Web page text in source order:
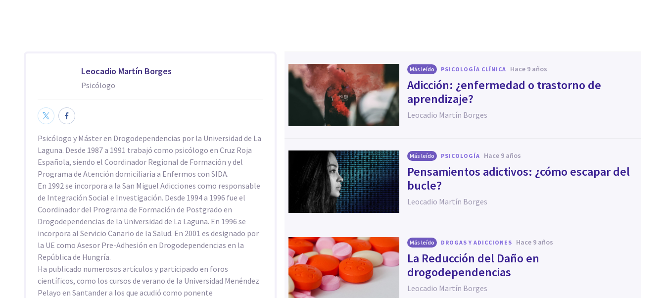
Leocadio Martín Borges
Psicólogo
Psicólogo y Máster en Drogodependencias por la Universidad de La
Laguna. Desde 1987 a 1991 trabajó como psicólogo en Cruz Roja
Española, siendo el Coordinador Regional de Formación y del
Programa de Atención domiciliaria a Enfermos con SIDA.
En 1992 se incorpora a la San Miguel Adicciones como responsable
de Integración Social e Investigación. Desde 1994 a 1996 fue el
Coordinador del Programa de Formación de Postgrado en
Drogodependencias de la Universidad de La Laguna. En 1996 se
incorpora al Servicio Canario de la Salud. En 2001 es designado por
la UE como Asesor Pre-Adhesión en Drogodependencias en la
República de Hungría.
Ha publicado numerosos artículos y participado en foros
científicos, como los cursos de verano de la Universidad Menéndez
Pelayo en Santander a los que acudió como ponente
Más leído PSICOLOGÍA CLÍNICA hace 9 años
​Adicción: ¿enfermedad o trastorno de
aprendizaje?
Leocadio Martín Borges
Más leído PSICOLOGÍA hace 9 años
Pensamientos adictivos: ¿cómo escapar del
bucle?
Leocadio Martín Borges
Más leído DROGAS Y ADICCIONES hace 9 años
La Reducción del Daño en
drogodependencias
Leocadio Martín Borges